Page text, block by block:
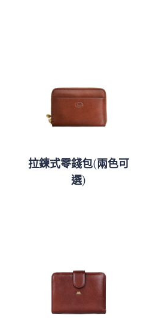
拉鍊式零錢包(兩色可
選)